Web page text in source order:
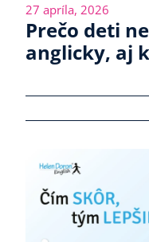
27 apríla, 2026
Prečo deti
anglicky, aj